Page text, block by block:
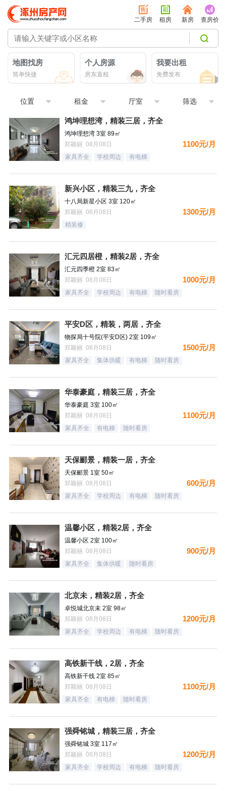
二手房 租房 新房 查房价
地图找房
简单快捷
个人房源
房东直租
我要出租
免费发布
位置 租金 厅室 筛选
鸿坤理想湾，精装三居，齐全
鸿坤理想湾 3室 89㎡
郑颖丽 08月08日
1100元/月
家具齐全 学校周边 有电梯
新兴小区，精装三九，齐全
十八局新星小区 3室 120㎡
郑颖丽 08月08日
1300元/月
精装修
汇元四居橙，精装2居，齐全
汇元四季橙 2室 83㎡
郑颖丽 08月08日
1000元/月
家具齐全 学校周边 有电梯 随时看房
平安D区，精装，两居，齐全
物探局十号院(平安D区) 2室 109㎡
郑颖丽 08月08日
1500元/月
家具齐全 集体供暖 有电梯 随时看房
华泰豪庭，精装三居，齐全
华泰豪庭 3室 100㎡
郑颖丽 08月08日
1100元/月
家具齐全 有电梯 随时看房
天保郦景，精装一居，齐全
天保郦景 1室 50㎡
郑颖丽 08月08日
600元/月
家具齐全 学校周边 有电梯 随时看房
温馨小区，精装2居，齐全
温馨小区 2室 100㎡
郑颖丽 08月08日
900元/月
家具齐全 集体供暖 随时看房
北京未，精装2居，齐全
卓悦城北京未 2室 98㎡
郑颖丽 08月08日
1200元/月
家具齐全 学校周边 有电梯 随时看房
高铁新干线，2居，齐全
高铁新干线 2室 85㎡
郑颖丽 08月08日
1100元/月
家具齐全 有电梯 随时看房
强舜铭城，精装三居，齐全
强舜铭城 3室 117㎡
郑颖丽 08月08日
1200元/月
家具齐全 学校周边 有电梯 随时看房